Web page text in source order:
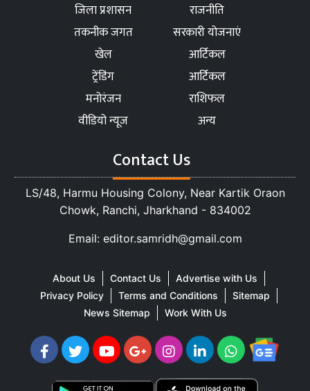
जिला प्रशासन
राजनीति
तकनीक जगत
सरकारी योजनाएं
खेल
आर्टिकल
ट्रेंडिंग
आर्टिकल
मनोरंजन
राशिफल
वीडियो न्यूज
अन्य
Contact Us
LS/48, Harmu Housing Colony, Near Kartik Oraon
Chowk, Ranchi, Jharkhand - 834002
Email: editor.samridh@gmail.com
About Us Contact Us
Advertise with Us
Privacy Policy
Terms and Conditions
Sitemap
News Sitemap
Work With Us